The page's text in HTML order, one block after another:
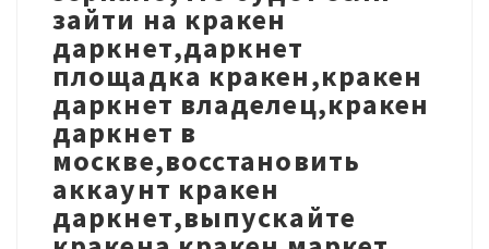
зайти на кракен
даркнет,даркнет
площадка кракен,кракен
даркнет владелец,кракен
даркнет в
москве,восстановить
аккаунт кракен
даркнет,выпускайте